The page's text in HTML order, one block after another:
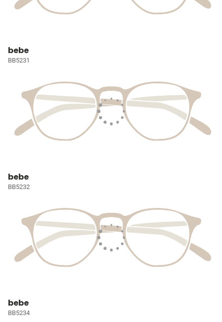
bebe
BB5231
bebe
BB5232
bebe
BB5234